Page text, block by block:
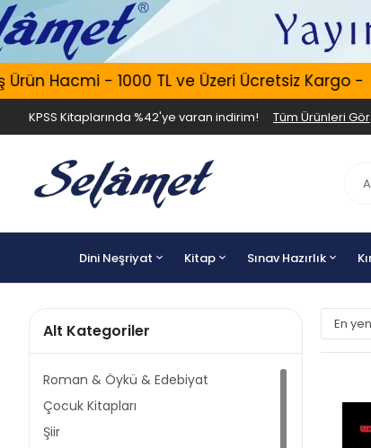
- 1000 TL ve Üzeri Ücretsiz Kargo -
KPSS Kitaplarında %42'ye varan indirim! Tüm Ürünleri Gör
Dini Neşriyat Kitap Sınav Hazırlık
Alt Kategoriler
Roman & Öykü & Edebiyat
Çocuk Kitapları
Şiir